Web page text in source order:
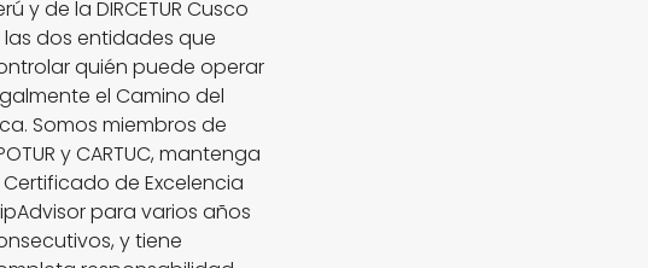
y de la DIRCETUR Cusco
dos entidades que
quién puede operar
el Camino del
Somos miembros de
y CARTUC, mantenga
Certificado de Excelencia
para varios años
y tiene